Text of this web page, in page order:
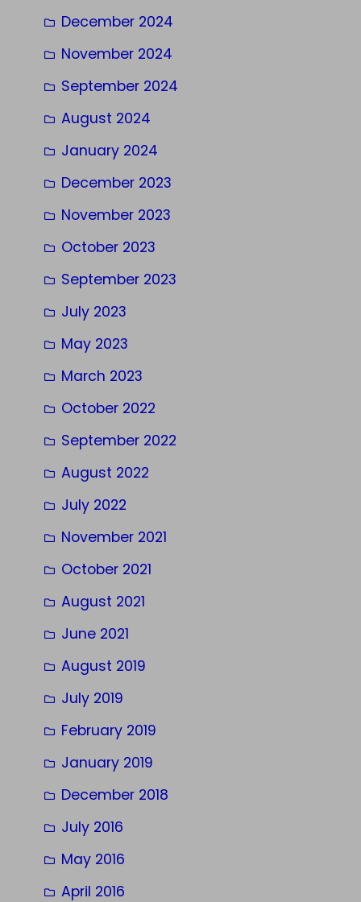
December 2024
November 2024
September 2024
August 2024
January 2024
December 2023
November 2023
October 2023
September 2023
July 2023
May 2023
March 2023
October 2022
September 2022
August 2022
July 2022
November 2021
October 2021
August 2021
June 2021
August 2019
July 2019
February 2019
January 2019
December 2018
July 2016
May 2016
April 2016